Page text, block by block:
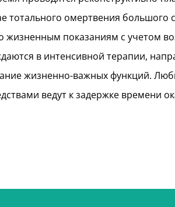
тотального омертвения большого
жизненным показаниям с учетом
в интенсивной терапии,
жизненно-важных функций.
ведут к задержке времени